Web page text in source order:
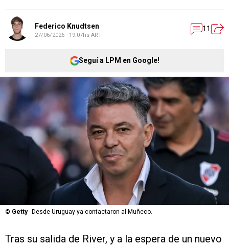
Federico Knudtsen
27/06/2026 - 19:07hs ART
11
Seguí a LPM en Google!
© Getty Desde Uruguay ya contactaron al Muñeco.
Tras su salida de River, y a la espera de un nuevo